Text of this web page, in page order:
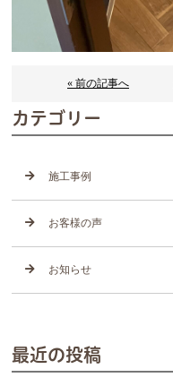
« 前の記事へ
カテゴリー
施工事例
お客様の声
お知らせ
最近の投稿